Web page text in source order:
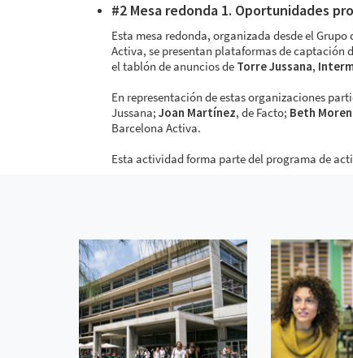
#2 Mesa redonda 1. Oportunidades
Esta mesa redonda, organizada desde el
Activa, se presentan plataformas de captación
el tablón de anuncios de Torre Jussana,
En representación de estas organizaciones
Jussana; Joan Martínez, de Facto; Beth
Barcelona Activa.
Esta actividad forma parte del programa de